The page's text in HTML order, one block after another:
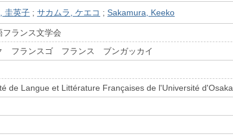
圭英子 ;サカムラ, ケエコ ;Sakamura, Keeko
フランス文学会
フランスゴ フランス ブンガッカイ
de Langue et Littérature Françaises de l'Université d'Osaka